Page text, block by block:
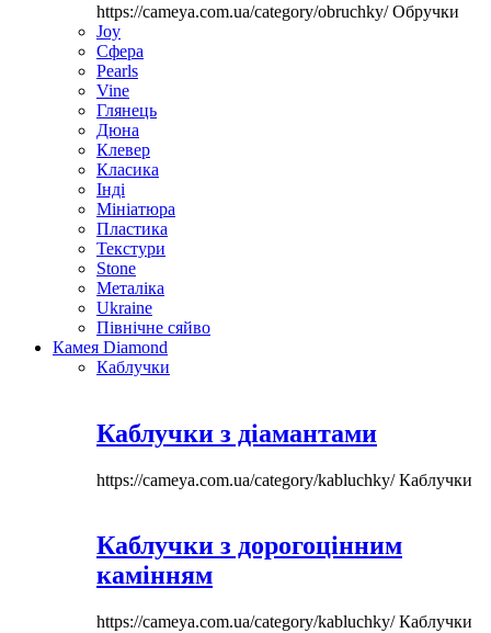
https://cameya.com.ua/category/obruchky/Обручки
Joy
Сфера
Pearls
Vine
Глянець
Дюна
Клевер
Класика
Інді
Мініатюра
Пластика
Текстури
Stone
Металіка
Ukraine
Північне сяйво
Камея Diamond
Каблучки
Каблучки з діамантами
https://cameya.com.ua/category/kabluchky/Каблучки
Каблучки з дорогоцінним
камінням
https://cameya.com.ua/category/kabluchky/Каблучки